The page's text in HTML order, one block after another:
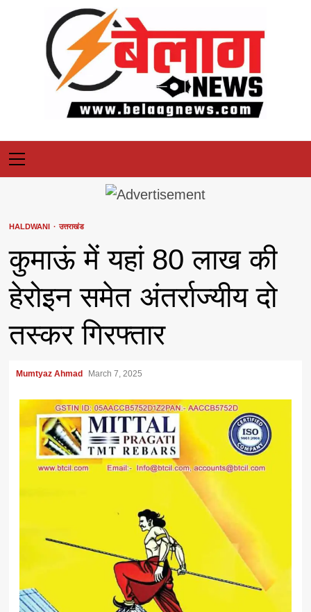
Primary
Menu
HALDWANI उत्तराखंड
कुमाऊं में यहां 80 लाख‌ की
हेरोइन समेत अंतर्राज्यीय दो
तस्कर गिरफ्तार
Mumtyaz Ahmad March 7, 2025